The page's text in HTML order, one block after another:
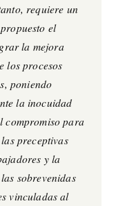
requiere un
el
la mejora
los procesos
poniendo
la inocuidad
compromiso para
preceptivas
y la
sobrevenidas
vinculadas al